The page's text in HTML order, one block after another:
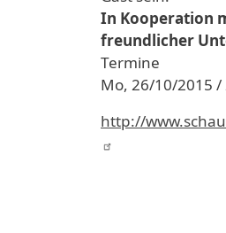
In Kooperation
freundlicher
Termine
Mo, 26/10/2015
http://